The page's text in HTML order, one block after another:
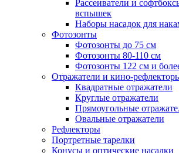
Рассеиватели и
вспышек
Наборы насадок для
Фотозонты
Фотозонты до 75 см
Фотозонты 80-110 см
Фотозонты 122 см и
Отражатели и кино-
Квадратные отражатели
Круглые отражатели
Прямоугольные
Овальные отражатели
Рефлекторы
Портретные тарелки
Конусы и оптические насадки